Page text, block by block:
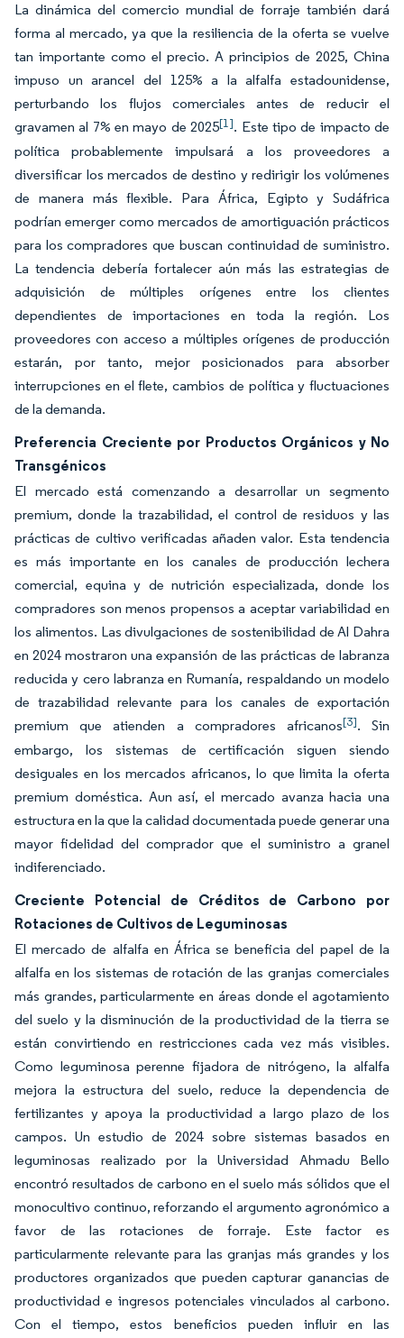
La dinámica del comercio mundial de forraje también dará
forma al mercado, ya que la resiliencia de la oferta se vuelve
tan importante como el precio. A principios de 2025, China
impuso un arancel del 125% a la alfalfa estadounidense,
perturbando los flujos comerciales antes de reducir el
gravamen al 7% en mayo de 2025[1]. Este tipo de impacto de
política probablemente impulsará a los proveedores a
diversificar los mercados de destino y redirigir los volúmenes
de manera más flexible. Para África, Egipto y Sudáfrica
podrían emerger como mercados de amortiguación prácticos
para los compradores que buscan continuidad de suministro.
La tendencia debería fortalecer aún más las estrategias de
adquisición de múltiples orígenes entre los clientes
dependientes de importaciones en toda la región. Los
proveedores con acceso a múltiples orígenes de producción
estarán, por tanto, mejor posicionados para absorber
interrupciones en el flete, cambios de política y fluctuaciones
de la demanda.
Preferencia Creciente por Productos Orgánicos y No
Transgénicos
El mercado está comenzando a desarrollar un segmento
premium, donde la trazabilidad, el control de residuos y las
prácticas de cultivo verificadas añaden valor. Esta tendencia
es más importante en los canales de producción lechera
comercial, equina y de nutrición especializada, donde los
compradores son menos propensos a aceptar variabilidad en
los alimentos. Las divulgaciones de sostenibilidad de Al Dahra
en 2024 mostraron una expansión de las prácticas de labranza
reducida y cero labranza en Rumanía, respaldando un modelo
de trazabilidad relevante para los canales de exportación
premium que atienden a compradores africanos[3]. Sin
embargo, los sistemas de certificación siguen siendo
desiguales en los mercados africanos, lo que limita la oferta
premium doméstica. Aun así, el mercado avanza hacia una
estructura en la que la calidad documentada puede generar una
mayor fidelidad del comprador que el suministro a granel
indiferenciado.
Creciente Potencial de Créditos de Carbono por
Rotaciones de Cultivos de Leguminosas
El mercado de alfalfa en África se beneficia del papel de la
alfalfa en los sistemas de rotación de las granjas comerciales
más grandes, particularmente en áreas donde el agotamiento
del suelo y la disminución de la productividad de la tierra se
están convirtiendo en restricciones cada vez más visibles.
Como leguminosa perenne fijadora de nitrógeno, la alfalfa
mejora la estructura del suelo, reduce la dependencia de
fertilizantes y apoya la productividad a largo plazo de los
campos. Un estudio de 2024 sobre sistemas basados en
leguminosas realizado por la Universidad Ahmadu Bello
encontró resultados de carbono en el suelo más sólidos que el
monocultivo continuo, reforzando el argumento agronómico a
favor de las rotaciones de forraje. Este factor es
particularmente relevante para las granjas más grandes y los
productores organizados que pueden capturar ganancias de
productividad e ingresos potenciales vinculados al carbono.
Con el tiempo, estos beneficios pueden influir en las